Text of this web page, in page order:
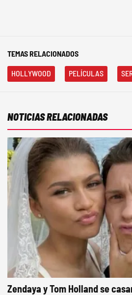
TEMAS RELACIONADOS
HOLLYWOOD PELÍCULAS
NOTICIAS RELACIONADAS
Zendaya y Tom Holland se